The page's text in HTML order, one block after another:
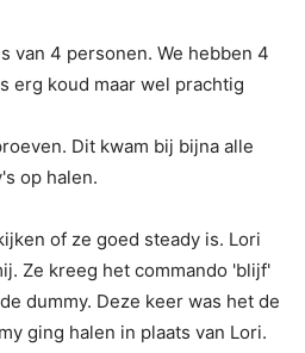
van 4 personen. We hebben 4
erg koud maar wel prachtig
Dit kwam bij bijna alle
op halen.
of ze goed steady is. Lori
Ze kreeg het commando 'blijf'
dummy. Deze keer was het de
ging halen in plaats van Lori.